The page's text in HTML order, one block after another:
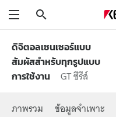
ดิจิตอลเซนเซอร์แบบ
สัมผัสสำหรับทุกรูปแบบ
การใช้งาน
GT ซีรีส์
ภาพรวม ข้อมูลจำเพาะ